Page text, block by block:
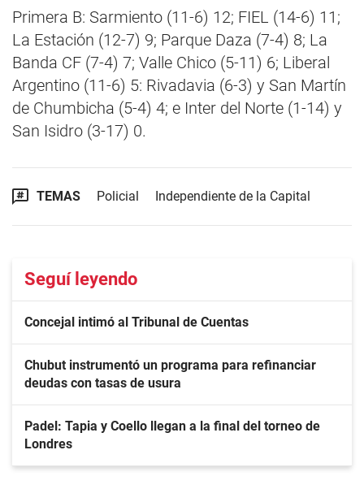
Primera B: Sarmiento (11-6) 12; FIEL (14-6) 11;
La Estación (12-7) 9; Parque Daza (7-4) 8; La
Banda CF (7-4) 7; Valle Chico (5-11) 6; Liberal
Argentino (11-6) 5: Rivadavia (6-3) y San Martín
de Chumbicha (5-4) 4; e Inter del Norte (1-14) y
San Isidro (3-17) 0.
TEMAS Policial Independiente de la Capital
Seguí leyendo
Concejal intimó al Tribunal de Cuentas
Chubut instrumentó un programa para refinanciar
deudas con tasas de usura
Padel: Tapia y Coello llegan a la final del torneo de
Londres